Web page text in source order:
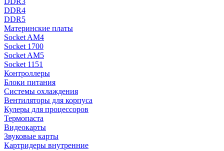
DDR4
DDR5
Материнские платы
Socket AM4
Socket 1700
Socket AM5
Socket 1151
Контроллеры
Блоки питания
Системы охлаждения
Вентиляторы для корпуса
Кулеры для процессоров
Термопаста
Видеокарты
Звуковые карты
Картридеры внутренние